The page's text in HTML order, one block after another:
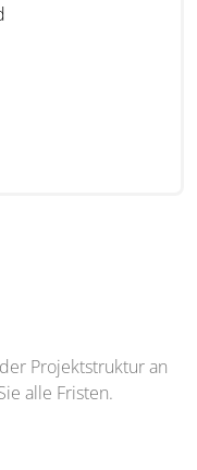
Projektstruktur an
alle Fristen.